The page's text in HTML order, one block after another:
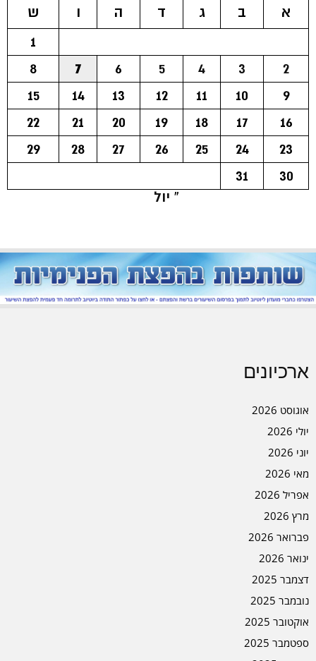
א
ב ג ד ה ו
ש
1
2
3
4
5
6
7
8
9
10
11
12
13
14
15
16
17
18
19
20
21
22
23
24
25
26
27
28
29
30
31
« יול
ארכיונים
אוגוסט 2026
יולי 2026
יוני 2026
מאי 2026
אפריל 2026
מרץ 2026
פברואר 2026
ינואר 2026
דצמבר 2025
נובמבר 2025
אוקטובר 2025
ספטמבר 2025